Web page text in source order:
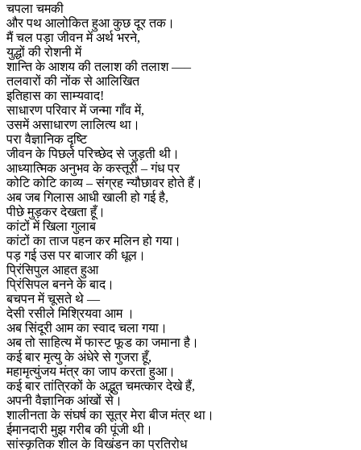
चपला चमकी
और पथ आलोकित हुआ कुछ दूर तक।
मैं चल पड़ा जीवन में अर्थ भरने,
युद्धों की रोशनी में
शान्ति के आशय की तलाश की तलाश —–
तलवारों की नोंक से आलिखित
इतिहास का साम्यवाद!
साधारण परिवार में जन्मा गाँव में,
उसमें असाधारण लालित्य था।
परा वैज्ञानिक दृष्टि
जीवन के पिछले परिच्छेद से जुड़ती थी।
आध्यात्मिक अनुभव के कस्तूरी – गंध पर
कोटि कोटि काव्य – संग्रह न्यौछावर होते हैं।
अब जब गिलास आधी खाली हो गई है,
पीछे मुड़कर देखता हूँ।
कांटों में खिला गुलाब
कांटों का ताज पहन कर मलिन हो गया।
पड़ गई उस पर बाजार की धूल।
प्रिंसिपुल आहत हुआ
प्रिंसिपल बनने के बाद।
बचपन में चूसते थे —
देसी रसीले मिश्रियवा आम ।
अब सिंदूरी आम का स्वाद चला गया।
अब तो साहित्य में फास्ट फूड का जमाना है।
कई बार मृत्यु के अंधेरे से गुजरा हूँ,
महामृत्युंजय मंत्र का जाप करता हुआ।
कई बार तांत्रिकों के अद्भुत चमत्कार देखे हैं,
अपनी वैज्ञानिक आंखों से।
शालीनता के संघर्ष का सूत्र मेरा बीज मंत्र था।
ईमानदारी मुझ गरीब की पूंजी थी।
सांस्कृतिक शील के विखंडन का प्रतिरोध